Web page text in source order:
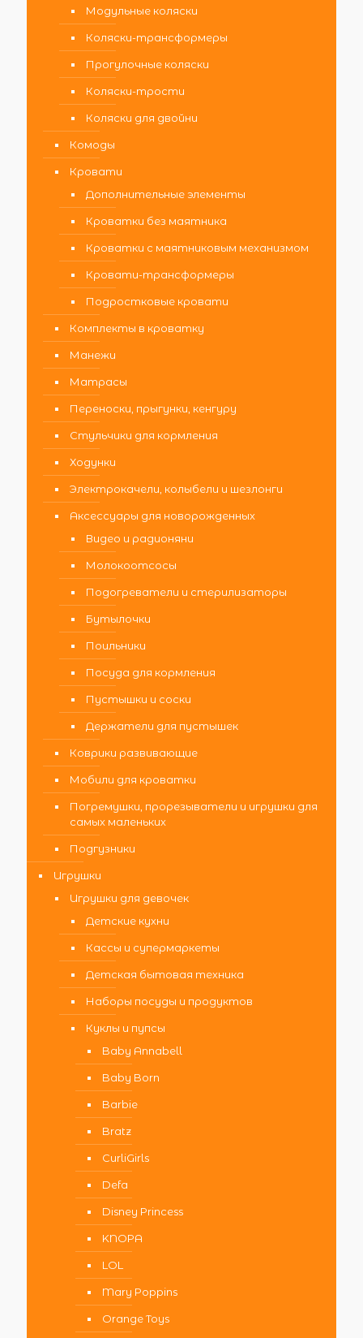
Модульные коляски
Коляски-трансформеры
Прогулочные коляски
Коляски-трости
Коляски для двойни
Комоды
Кровати
Дополнительные элементы
Кроватки без маятника
Кроватки с маятниковым механизмом
Кровати-трансформеры
Подростковые кровати
Комплекты в кроватку
Манежи
Матрасы
Переноски, прыгунки, кенгуру
Стульчики для кормления
Ходунки
Электрокачели, колыбели и шезлонги
Аксессуары для новорожденных
Видео и радионяни
Молокоотсосы
Подогреватели и стерилизаторы
Бутылочки
Поильники
Посуда для кормления
Пустышки и соски
Держатели для пустышек
Коврики развивающие
Мобили для кроватки
Погремушки, прорезыватели и игрушки для
самых маленьких
Подгузники
Игрушки
Игрушки для девочек
Детские кухни
Кассы и супермаркеты
Детская бытовая техника
Наборы посуды и продуктов
Куклы и пупсы
Baby Annabell
Baby Born
Barbie
Bratz
CurliGirls
Defa
Disney Princess
KNOPA
LOL
Mary Poppins
Orange Toys